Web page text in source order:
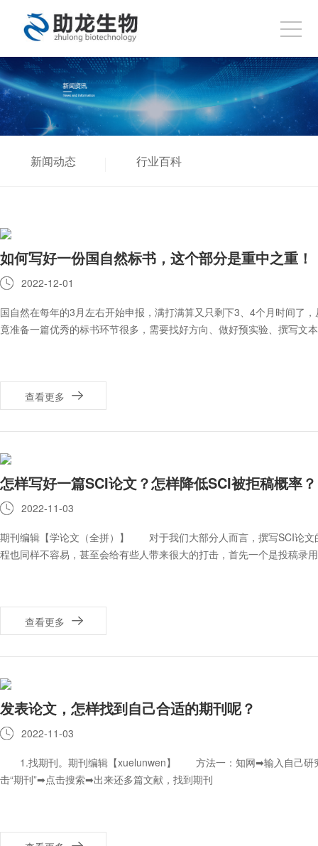
新闻动态 行业百科
如何写好一份国自然标书，这个部分是重中之重！
2022-12-01
国自然在每年的3月左右开始申报，满打满算又只剩下3、4个月时间了
竟准备一篇优秀的标书环节很多，需要找好方向、做好预实验、撰写文
查看更多
怎样写好一篇SCI论文？怎样降低SCI被拒稿概率？
2022-11-03
期刊编辑【学论文（全拼）】 对于我们大部分人而言，撰写SCI论文
程也同样不容易，甚至会给有些人带来很大的打击，首先一个是投稿录
查看更多
发表论文，怎样找到自己合适的期刊呢？
2022-11-03
1.找期刊。期刊编辑【xuelunwen】 方法一：知网➡输入自己研究
击“期刊”➡点击搜索➡出来还多篇文献，找到期刊